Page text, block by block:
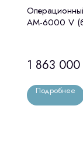
АМ-6000 V
1 863 000
Подробнее